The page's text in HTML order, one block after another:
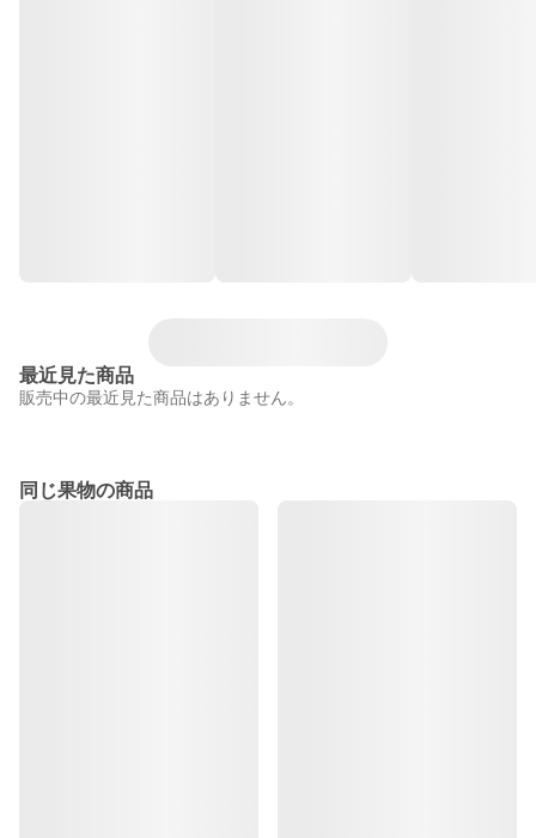
最近見た商品
販売中の最近見た商品はありません。
同じ果物の商品